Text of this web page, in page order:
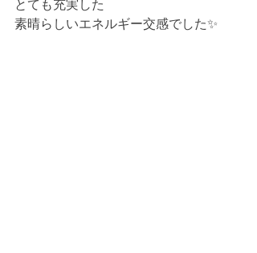
とても充実した
素晴らしいエネルギー交感でした✨